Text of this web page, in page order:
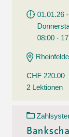
01.01.26
08:00 -
CHF 220.00
2 Lektionen